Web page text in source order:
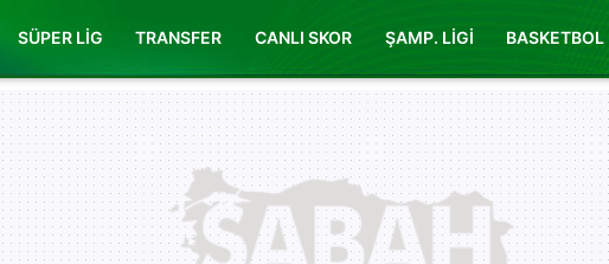
SÜPER LİG TRANSFER CANLI SKOR ŞAMP. LİGİ BASKETBOL